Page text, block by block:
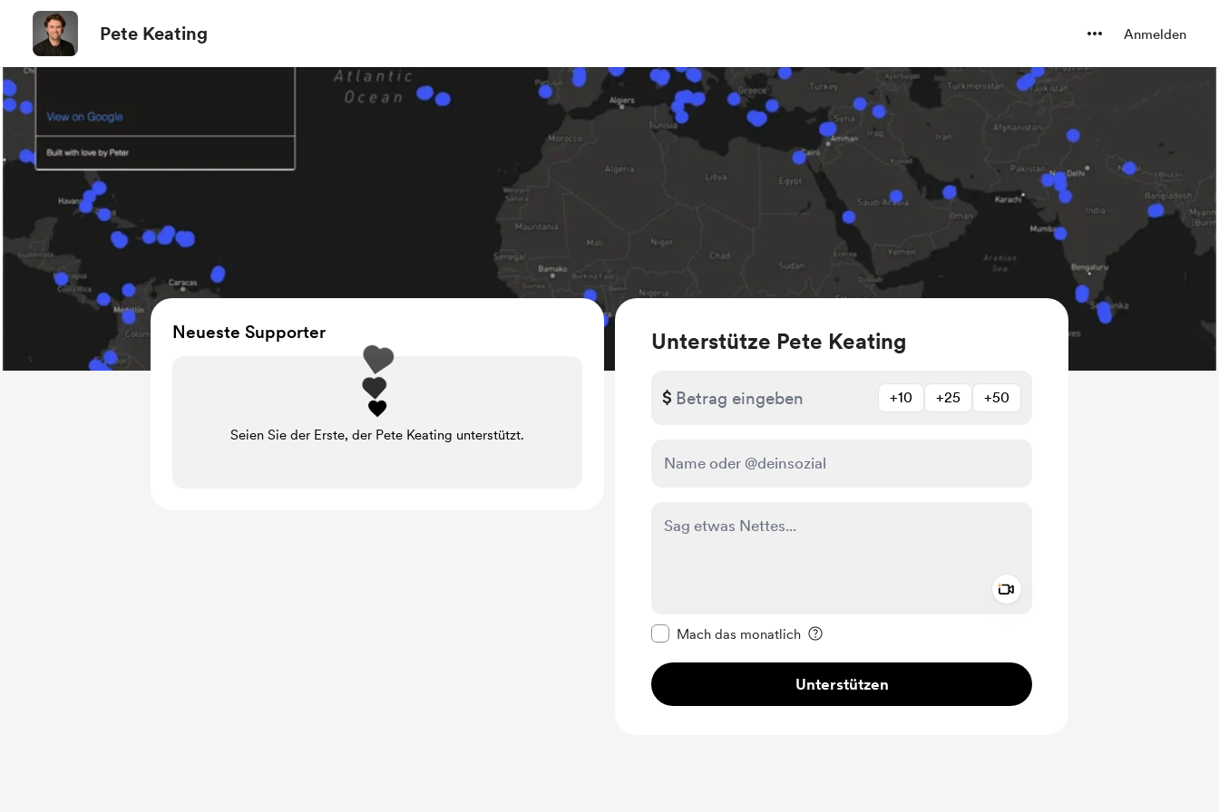
Pete Keating Anmelden
Unterstütze Pete Keating
$ +10 +25 +50
Mach das monatlich
Unterstützen
Neueste Supporter
Seien Sie der Erste, der Pete Keating unterstützt.